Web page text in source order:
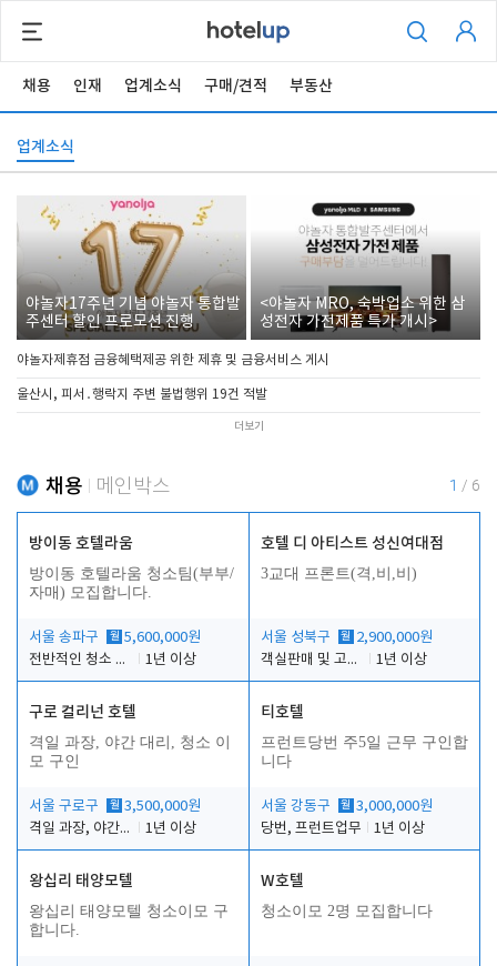
채용 인재 업계소식 구매/견적 부동산
업계소식
야놀자17주년 기념 야놀자 통합발
주센터 할인 프로모션 진행
<야놀자 MRO, 숙박업소 위한 삼
성전자 가전제품 특가 개시>
야놀자제휴점 금융혜택제공 위한 제휴 및 금융서비스 게시
울산시, 피서․행락지 주변 불법행위 19건 적발
더보기
채용 메인박스 1 / 6
방이동 호텔라움
방이동 호텔라움 청소팀(부부/
자매) 모집합니다.
서울 송파구 월 5,600,000원
전반적인 청소 업무(객실청소.객실정리)
1년 이상
호텔 디 아티스트 성신여대점
3교대 프론트(격,비,비)
서울 성북구 월 2,900,000원
객실판매 및 고객응대
1년 이상
구로 컬리넌 호텔
격일 과장, 야간 대리, 청소 이
모 구인
서울 구로구 월 3,500,000원
격일 과장, 야간 대리, 청소 이모
1년 이상
티호텔
프런트당번 주5일 근무 구인합
니다
서울 강동구 월 3,000,000원
당번, 프런트업무
1년 이상
왕십리 태양모텔
왕십리 태양모텔 청소이모 구
합니다.
W호텔
청소이모 2명 모집합니다